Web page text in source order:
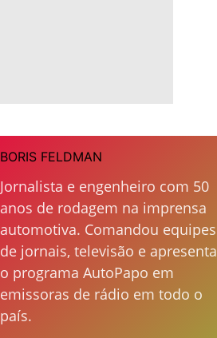
BORIS FELDMAN
Jornalista e engenheiro com 50
anos de rodagem na imprensa
automotiva. Comandou equipes
de jornais, televisão e apresenta
o programa AutoPapo em
emissoras de rádio em todo o
país.